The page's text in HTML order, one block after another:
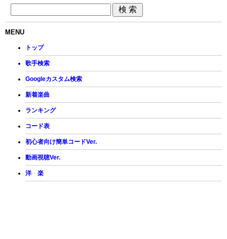
MENU
トップ
歌手検索
Googleカスタム検索
新着楽曲
ランキング
コード表
初心者向け簡単コードVer.
動画視聴Ver.
洋 楽